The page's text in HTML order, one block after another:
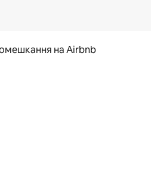
на Airbnb